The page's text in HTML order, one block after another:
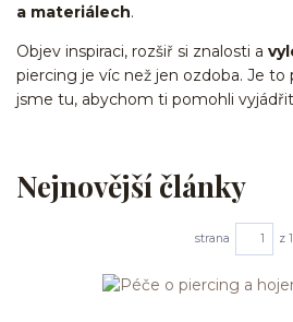
a materiálech.
Objev inspiraci, rozšiř si znalosti a
piercing je víc než jen ozdoba. Je
jsme tu, abychom ti pomohli
Nejnovější články
strana z 1